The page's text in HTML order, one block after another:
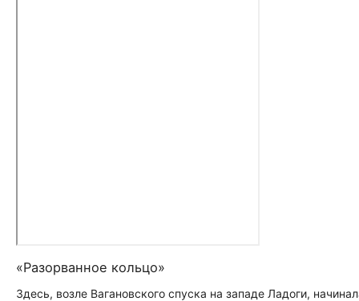
«Разорванное кольцо»
Здесь, возле Вагановского спуска на западе Ладоги,